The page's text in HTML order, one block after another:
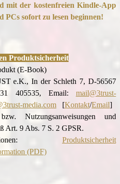
mit der kostenfreien Kindle-App
PCs sofort zu lesen beginnen!
Produktsicherheit
(E-Book)
e.K., In der Schleth 7, D-56567
405535, Email:
mail@3trust-
media.com [Kontakt/Email]
Nutzungsanweisungen und
Art. 9 Abs. 7 S. 2 GPSR.
Produktsicherheit
(PDF)